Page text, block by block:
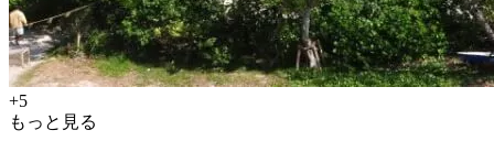
+5
もっと見る